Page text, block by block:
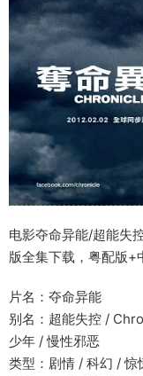
电影夺命异能/超能失
版全集下载，粤配版+
片名：夺命异能
别名：超能失控 /
少年 / 慢性邪恶
类型：剧情 / 科幻 / 惊